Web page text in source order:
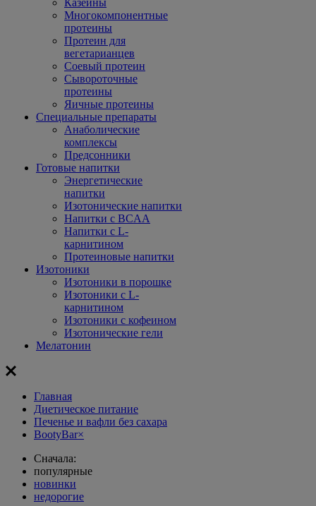
Казеины
Многокомпонентные
протеины
Протеин для
вегетарианцев
Соевый протеин
Сывороточные
протеины
Яичные протеины
Специальные препараты
Анаболические
комплексы
Предсонники
Готовые напитки
Энергетические
напитки
Изотонические напитки
Напитки с BCAA
Напитки с L-
карнитином
Протеиновые напитки
Изотоники
Изотоники в порошке
Изотоники с L-
карнитином
Изотоники с кофеином
Изотонические гели
Мелатонин
Главная
Диетическое питание
Печенье и вафли без сахара
BootyBar×
Сначала:
популярные
новинки
недорогие